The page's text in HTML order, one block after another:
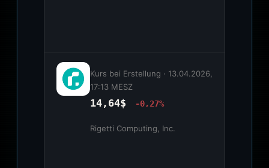
Kurs bei Erstellung · 13.04.2026,
17:13 MESZ
14,64$ -0,27%
Rigetti Computing, Inc.